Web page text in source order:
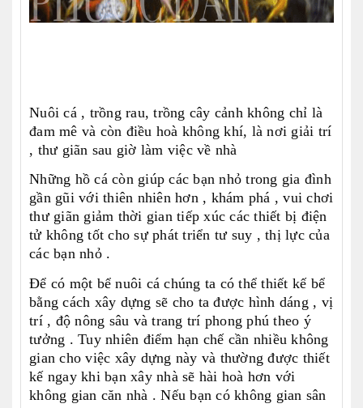
Nuôi cá , trồng rau, trồng cây cảnh không chỉ là
đam mê và còn điều hoà không khí, là nơi giải trí
, thư giãn sau giờ làm việc về nhà
Những hồ cá còn giúp các bạn nhỏ trong gia đình
gần gũi với thiên nhiên hơn , khám phá , vui chơi
thư giãn giảm thời gian tiếp xúc các thiết bị điện
tử không tốt cho sự phát triển tư suy , thị lực của
các bạn nhỏ .
Để có một bể nuôi cá chúng ta có thể thiết kế bể
bằng cách xây dựng sẽ cho ta được hình dáng , vị
trí , độ nông sâu và trang trí phong phú theo ý
tưởng . Tuy nhiên điểm hạn chế cần nhiều không
gian cho việc xây dựng này và thường được thiết
kế ngay khi bạn xây nhà sẽ hài hoà hơn với
không gian căn nhà . Nếu bạn có không gian sân